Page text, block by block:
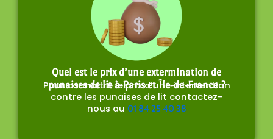
Quel est le prix d’une extermination de
punaises de lit à Paris et Île-de-France ?
Pour connaitre le prix d’une intervention
contre les punaises de lit contactez-
nous au 01 84 25 40 38